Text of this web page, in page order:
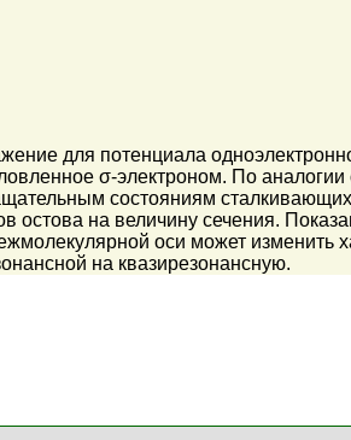
для потенциала
σ-электроном. По аналогии
состояниям
на величину сечения.
оси может изменить
на квазирезонансную.